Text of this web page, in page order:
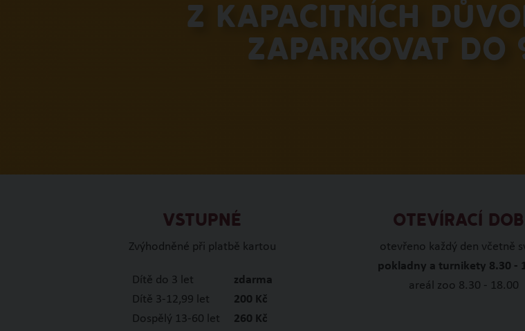
Z kapacitních
zaparkovat do
VSTUPNÉ
Zvýhodněné při platbě kartou
Dítě do 3 let
zdarma
Dítě 3-12,99 let
200 Kč
Dospělý 13-60 let
260 Kč
OTEVÍRACÍ
otevřeno každý den včetně
pokladny a turnikety 8.30 -
areál zoo 8.30 - 18.00